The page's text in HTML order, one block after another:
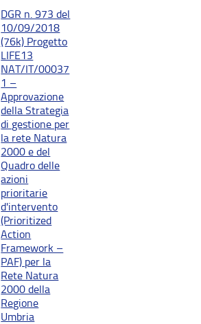
DGR n. 973 del
10/09/2018
(76k) Progetto
LIFE13
NAT/IT/00037
1 –
Approvazione
della Strategia
di gestione per
la rete Natura
2000 e del
Quadro delle
azioni
prioritarie
d'intervento
(Prioritized
Action
Framework –
PAF) per la
Rete Natura
2000 della
Regione
Umbria